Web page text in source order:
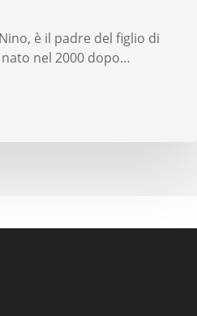
è il padre del figlio di
nel 2000 dopo…